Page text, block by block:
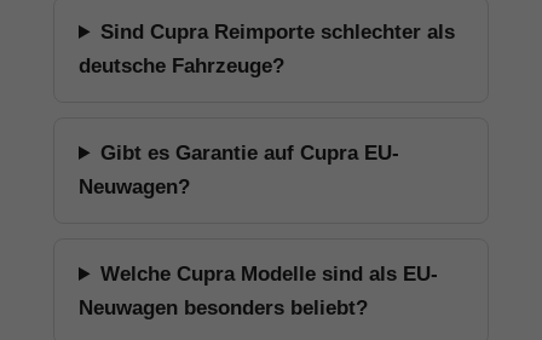
Sind Cupra Reimporte schlechter als
deutsche Fahrzeuge?
Gibt es Garantie auf Cupra EU-
Neuwagen?
Welche Cupra Modelle sind als EU-
Neuwagen besonders beliebt?